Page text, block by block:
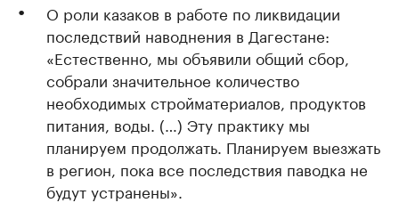
О роли казаков в работе по ликвидации
последствий наводнения в Дагестане:
«Естественно, мы объявили общий сбор,
собрали значительное количество
необходимых стройматериалов, продуктов
питания, воды. (…) Эту практику мы
планируем продолжать. Планируем выезжать
в регион, пока все последствия паводка не
будут устранены».